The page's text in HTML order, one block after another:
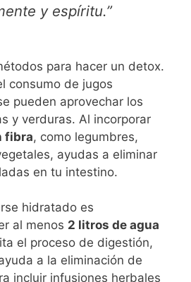
y espíritu.”
para hacer un detox.
consumo de jugos
pueden aprovechar los
y verduras. Al incorporar
fibra, como legumbres,
ayudas a eliminar
en tu intestino.
hidratado es
al menos 2 litros de agua
el proceso de digestión,
a la eliminación de
incluir infusiones herbales